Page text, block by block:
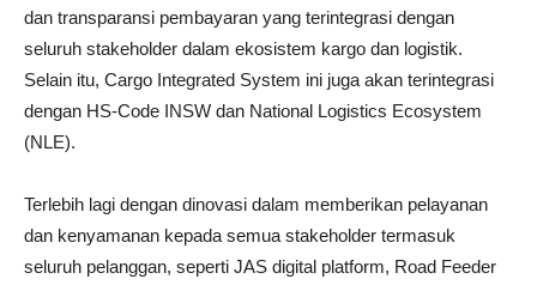
dan transparansi pembayaran yang terintegrasi dengan
seluruh stakeholder dalam ekosistem kargo dan logistik.
Selain itu, Cargo Integrated System ini juga akan terintegrasi
dengan HS-Code INSW dan National Logistics Ecosystem
(NLE).
Terlebih lagi dengan dinovasi dalam memberikan pelayanan
dan kenyamanan kepada semua stakeholder termasuk
seluruh pelanggan, seperti JAS digital platform, Road Feeder